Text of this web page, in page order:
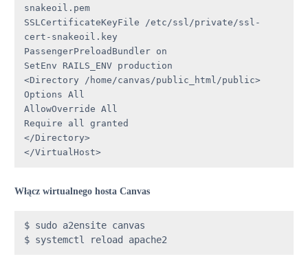
snakeoil.pem
SSLCertificateKeyFile /etc/ssl/private/ssl-
cert-snakeoil.key
PassengerPreloadBundler on
SetEnv RAILS_ENV production
<Directory /home/canvas/public_html/public>
Options All
AllowOverride All
Require all granted
</Directory>
</VirtualHost>
Włącz wirtualnego hosta Canvas
$ sudo a2ensite canvas
$ systemctl reload apache2